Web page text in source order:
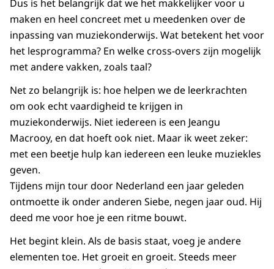
Dus is het belangrijk dat we het makkelijker voor u
maken en heel concreet met u meedenken over de
inpassing van muziekonderwijs. Wat betekent het voor
het lesprogramma? En welkecross-overs zijn mogelijk
met andere vakken, zoals taal?
Net zo belangrijk is: hoe helpen we de leerkrachten
om ook echt vaardigheid te krijgen in
muziekonderwijs. Niet iedereen is een Jeangu
Macrooy, en dat hoeft ook niet. Maar ik weet zeker:
met een beetje hulp kan iedereen een leuke muziekles
geven.
Tijdens mijn tour door Nederland een jaar geleden
ontmoette ik onder anderen Siebe, negen jaar oud. Hij
deed me voor hoe je een ritme bouwt.
Het begint klein. Als de basis staat, voeg je andere
elementen toe. Het groeit en groeit. Steeds meer